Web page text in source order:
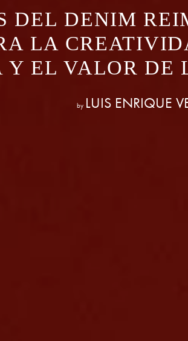
DEL DENIM
LA
EL VALOR DE
by LUIS ENRIQUE